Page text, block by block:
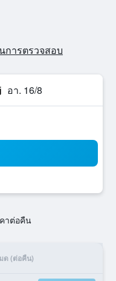
การตรวจสอบ
อา. 16/8
าต่อคืน
ด (ต่อคืน)